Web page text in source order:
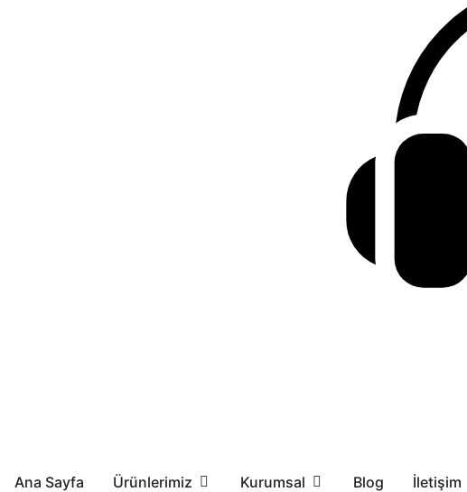
Ana Sayfa Ürünlerimiz Kurumsal Blog İletişim